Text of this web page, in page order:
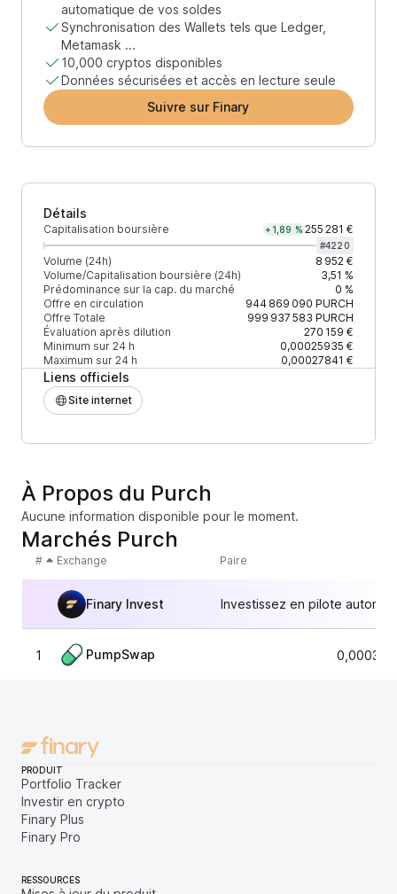
automatique de vos soldes
Synchronisation des Wallets tels que Ledger,
Metamask ...
10,000 cryptos disponibles
Données sécurisées et accès en lecture seule
Suivre sur Finary
Détails
Capitalisation boursière +1,89 % 255 281 €
#4220
Volume (24h)
8 952 €
Volume/Capitalisation boursière (24h)
3,51 %
Prédominance sur la cap. du marché
0 %
Offre en circulation
944 869 090 PURCH
Offre Totale
999 937 583 PURCH
Évaluation après dilution
270 159 €
Minimum sur 24 h
0,00025935 €
Maximum sur 24 h
0,00027841 €
Liens officiels
Site internet
À Propos du Purch
Aucune information disponible pour le moment.
Marchés Purch
# Exchange Paire
Finary Invest Investissez en pilote
1 PumpSwap
PRODUIT
Portfolio Tracker
Investir en crypto
Finary Plus
Finary Pro
RESSOURCES